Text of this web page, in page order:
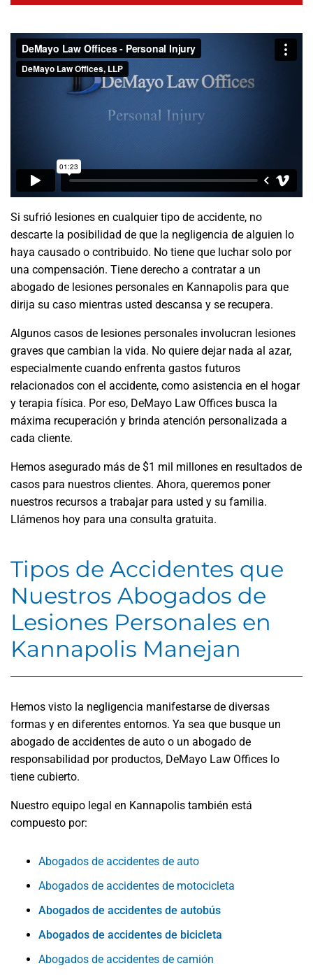
Si sufrió lesiones en cualquier tipo de accidente, no
descarte la posibilidad de que la negligencia de alguien lo
haya causado o contribuido. No tiene que luchar solo por
una compensación. Tiene derecho a contratar a un
abogado de lesiones personales en Kannapolis para que
dirija su caso mientras usted descansa y se recupera.
Algunos casos de lesiones personales involucran lesiones
graves que cambian la vida. No quiere dejar nada al azar,
especialmente cuando enfrenta gastos futuros
relacionados con el accidente, como asistencia en el hogar
y terapia física. Por eso, DeMayo Law Offices busca la
máxima recuperación y brinda atención personalizada a
cada cliente.
Hemos asegurado más de $1 mil millones en resultados de
casos para nuestros clientes. Ahora, queremos poner
nuestros recursos a trabajar para usted y su familia.
Llámenos hoy para una consulta gratuita.
Tipos de Accidentes que
Nuestros Abogados de
Lesiones Personales en
Kannapolis Manejan
Hemos visto la negligencia manifestarse de diversas
formas y en diferentes entornos. Ya sea que busque un
abogado de accidentes de auto o un abogado de
responsabilidad por productos, DeMayo Law Offices lo
tiene cubierto.
Nuestro equipo legal en Kannapolis también está
compuesto por:
Abogados de accidentes de auto
Abogados de accidentes de motocicleta
Abogados de accidentes de autobús
Abogados de accidentes de bicicleta
Abogados de accidentes de camión